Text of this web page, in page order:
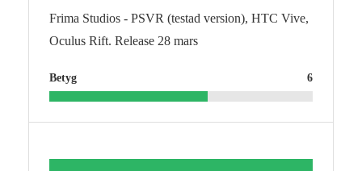
Frima Studios - PSVR (testad version), HTC Vive,
Oculus Rift. Release 28 mars
Betyg 6